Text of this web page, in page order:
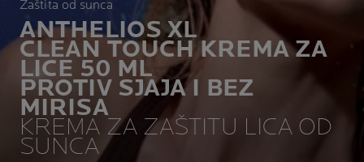
Zaštita od sunca
ANTHELIOS XL
CLEAN TOUCH KREMA ZA
LICE 50 ML
PROTIV SJAJA I BEZ
MIRISA
KREMA ZA ZAŠTITU LICA OD
SUNCA